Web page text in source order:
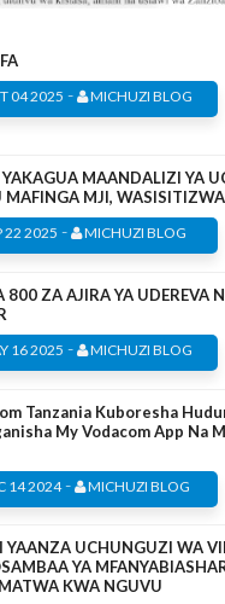
04 2025 - MICHUZI BLOG
MAANDALIZI YA
MAFINGA MJI,
22 2025 - MICHUZI BLOG
800 ZA AJIRA YA UDEREVA
16 2025 - MICHUZI BLOG
Tanzania Kuboresha
My Vodacom App Na
14 2024- MICHUZI BLOG
YAANZA UCHUNGUZI WA
YA
KWA NGUVU